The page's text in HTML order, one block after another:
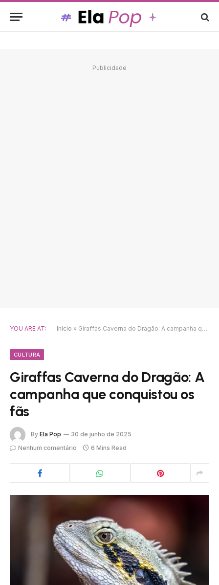
Publicidade
YOU ARE AT: Início » Giraffas Caverna do Dragão: A campanha que conquistou os fãs
CULTURA
Giraffas Caverna do Dragão: A
campanha que conquistou os
fãs
By Ela Pop
30 de junho de 2025
Nenhum comentário
6 Mins Read